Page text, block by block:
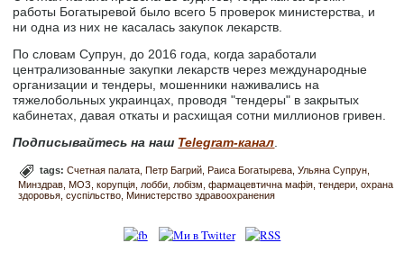
работы Богатыревой было всего 5 проверок министерства, и
ни одна из них не касалась закупок лекарств.
По словам Супрун, до 2016 года, когда заработали
централизованные закупки лекарств через международные
организации и тендеры, мошенники наживались на
тяжелобольных украинцах, проводя "тендеры" в закрытых
кабинетах, давая откаты и расхищая сотни миллионов гривен.
Подписывайтесь на наш Telegram-канал.
tags:Счетная палата Петр Багрий Раиса Богатырева Ульяна Супрун
Минздрав МОЗ корупція лобби лобізм фармацевтична мафія тендери охрана
здоровья суспільство Министерство здравоохранения